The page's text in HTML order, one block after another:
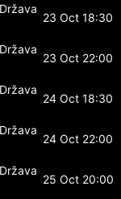
23 Oct 18:30
23 Oct 22:00
24 Oct 18:30
24 Oct 22:00
25 Oct 20:00